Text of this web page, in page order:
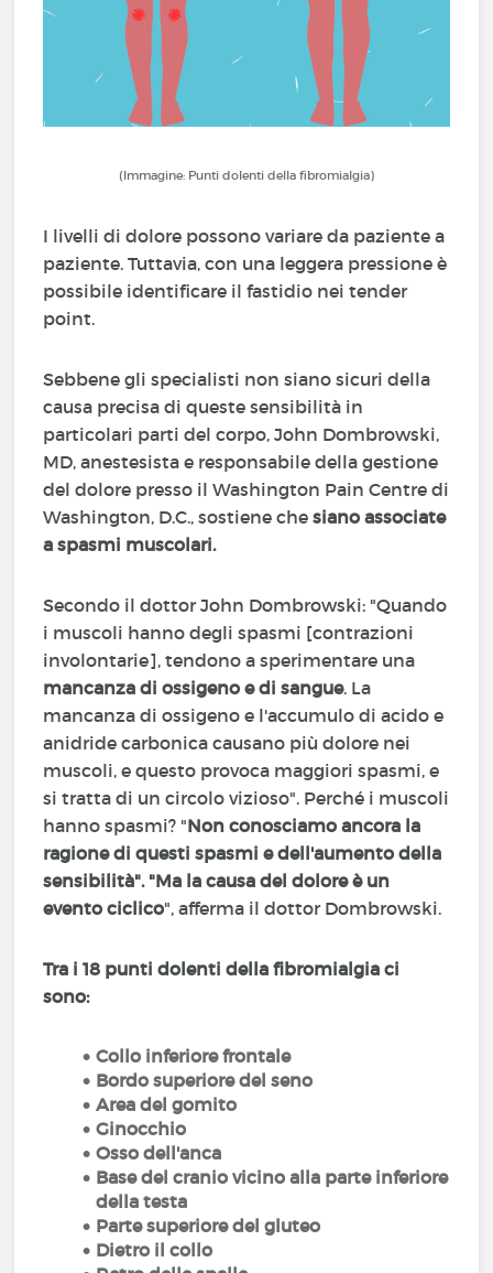
(Immagine: Punti dolenti della fibromialgia)
I livelli di dolore possono variare da paziente a
paziente. Tuttavia, con una leggera pressione è
possibile identificare il fastidio nei tender
point.
Sebbene gli specialisti non siano sicuri della
causa precisa di queste sensibilità in
particolari parti del corpo, John Dombrowski,
MD, anestesista e responsabile della gestione
del dolore presso il Washington Pain Centre di
Washington, D.C., sostiene chesiano associate
a spasmi muscolari.
Secondo il dottor John Dombrowski: "Quando
i muscoli hanno degli spasmi [contrazioni
involontarie], tendono a sperimentare una
mancanza di ossigeno e di sangue. La
mancanza di ossigeno e l'accumulo di acido e
anidride carbonica causano più dolore nei
muscoli, e questo provoca maggiori spasmi, e
si tratta di un circolo vizioso". Perché i muscoli
hanno spasmi? "Non conosciamo ancora la
ragione di questi spasmi e dell'aumento della
sensibilità". "Ma la causa del dolore è un
evento ciclico", afferma il dottor Dombrowski.
Tra i 18 punti dolenti della fibromialgia ci
sono:
Collo inferiore frontale
Bordo superiore del seno
Area del gomito
Ginocchio
Osso dell'anca
Base del cranio vicino alla parte inferiore
della testa
Parte superiore del gluteo
Dietro il collo